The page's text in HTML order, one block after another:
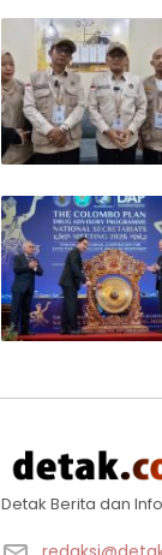
Detak Berita dan